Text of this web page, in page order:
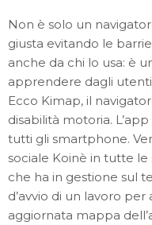
Non è solo un
giusta evitando le
anche da chi lo usa: è
apprendere dagli
Ecco Kimap, il
disabilità motoria.
tutti gli smartphone.
sociale Koinè in tutte
che ha in gestione sul
d’avvio di un lavoro
aggiornata mappa